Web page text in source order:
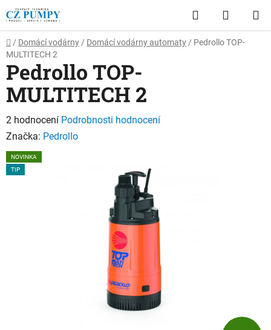
Přejít
na
obsah
Hledat
KOŠÍK
Domů
/ Domácí vodárny / Domácí vodárny automaty / Pedrollo TOP-
MULTITECH 2
Pedrollo TOP-
MULTITECH 2
Průměrné
hodnocení
produktu
je
2 hodnocení Podrobnosti hodnocení
Značka: Pedrollo
NOVINKA
TIP